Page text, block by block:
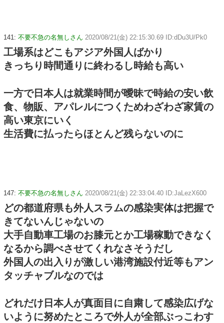
141: 不要不急の名無しさん 2020/08/21(金) 22:15:30.69 ID:dDu3U/Pk0
工場系はどこもアジア外国人ばかり
きっちり時間通りに終わるし時給も高い
一方で日本人は就業時間が曖昧で時給の安い飲
食、物販、アパレルにつくためわざわざ家賃の
高い東京にいく
生活費に払ったらほとんど残らないのに
147: 不要不急の名無しさん 2020/08/21(金) 22:33:04.40 ID:JaLezX600
どの都道府県も外人スラムの感染実体は把握で
きてないんじゃないの
大手自動車工場のお膝元とか工場稼動できなく
なるから調べさせてくれなさそうだし
外国人の出入りが激しい港湾施設付近等もアン
タッチャブルなのでは
どれだけ日本人が真面目に自粛して感染広げな
いように努めたところで外人が全部ぶっこわす